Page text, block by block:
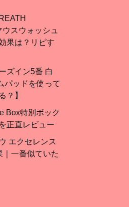
スウォッシュ
果は？リピす
ズイン5番 白
パッドを使って
？】
Box特別ボック
正直レビュー
エクセレンス
一番似ていた